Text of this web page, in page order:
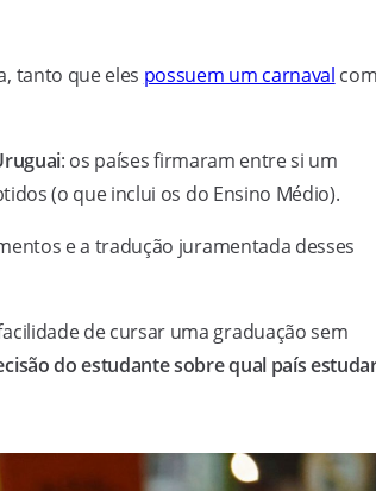
tanto que eles possuem um carnaval
: os países firmaram entre si um
(o que inclui os do Ensino Médio).
e a tradução juramentada desses
de cursar uma graduação sem
do estudante sobre qual país